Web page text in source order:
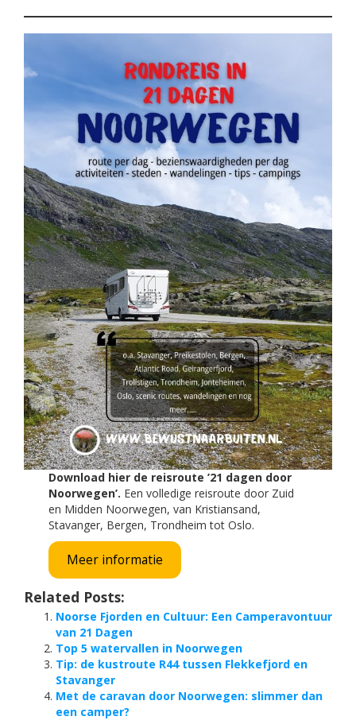
Download hier de reisroute ’21 dagen door
Noorwegen’. Een volledige reisroute door Zuid
en Midden Noorwegen, van Kristiansand,
Stavanger, Bergen, Trondheim tot Oslo.
Meer informatie
Related Posts:
Noorse Fjorden en Cultuur: Een Camperavontuur
van 21 Dagen
Top 5 watervallen in Noorwegen
Tip: de kustroute R44 tussen Flekkefjord en
Stavanger
Met de caravan door Noorwegen: slimmer dan
een camper?